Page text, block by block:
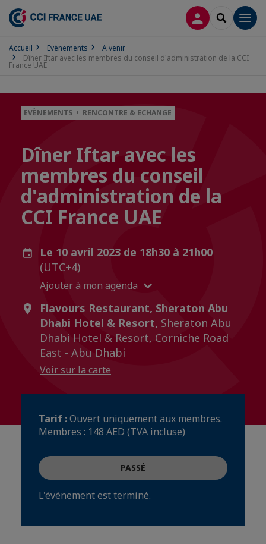
CONNEXION
Accueil Evènements
A venir
Dîner Iftar avec les membres du conseil d'administration de la CCI
France UAE
EVÈNEMENTS • RENCONTRE & ECHANGE
Dîner Iftar avec les
membres du conseil
d'administration de la
CCI France UAE
Le 10 avril 2023 de 18h30 à 21h00
(UTC+4)
Ajouter à mon agenda
Flavours Restaurant, Sheraton Abu
Dhabi Hotel & Resort, Sheraton Abu
Dhabi Hotel & Resort, Corniche Road
East - Abu Dhabi
Voir sur la carte
Tarif :Ouvert uniquement aux membres.
Membres : 148 AED (TVA incluse)
PASSÉ
L'événement est terminé.